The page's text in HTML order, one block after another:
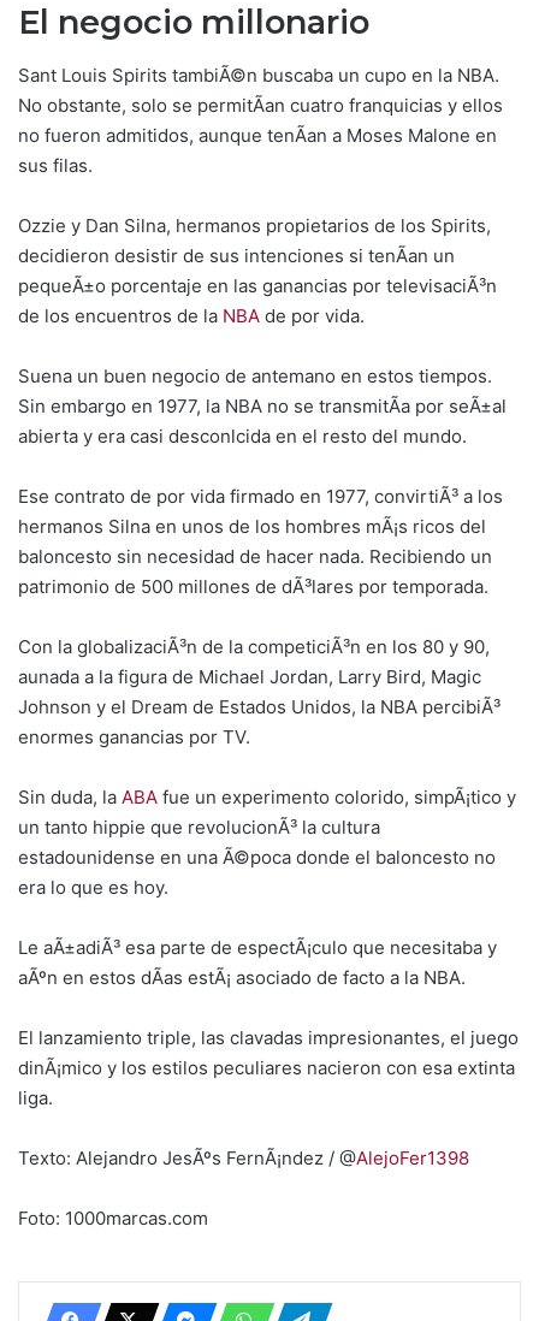
El negocio millonario
Sant Louis Spirits tambiÃ©n buscaba un cupo en la NBA.
No obstante, solo se permitÃ­an cuatro franquicias y ellos
no fueron admitidos, aunque tenÃ­an a Moses Malone en
sus filas.
Ozzie y Dan Silna, hermanos propietarios de los Spirits,
decidieron desistir de sus intenciones si tenÃ­an un
pequeÃ±o porcentaje en las ganancias por televisaciÃ³n
de los encuentros de la NBA de por vida.
Suena un buen negocio de antemano en estos tiempos.
Sin embargo en 1977, la NBA no se transmitÃ­a por seÃ±al
abierta y era casi desconlcida en el resto del mundo.
Ese contrato de por vida firmado en 1977, convirtiÃ³ a los
hermanos Silna en unos de los hombres mÃ¡s ricos del
baloncesto sin necesidad de hacer nada. Recibiendo un
patrimonio de 500 millones de dÃ³lares por temporada.
Con la globalizaciÃ³n de la competiciÃ³n en los 80 y 90,
aunada a la figura de Michael Jordan, Larry Bird, Magic
Johnson y el Dream de Estados Unidos, la NBA percibiÃ³
enormes ganancias por TV.
Sin duda, la ABA fue un experimento colorido, simpÃ¡tico y
un tanto hippie que revolucionÃ³ la cultura
estadounidense en una Ã©poca donde el baloncesto no
era lo que es hoy.
Le aÃ±adiÃ³ esa parte de espectÃ¡culo que necesitaba y
aÃºn en estos dÃ­as estÃ¡ asociado de facto a la NBA.
El lanzamiento triple, las clavadas impresionantes, el juego
dinÃ¡mico y los estilos peculiares nacieron con esa extinta
liga.
Texto: Alejandro JesÃºs FernÃ¡ndez / @AlejoFer1398
Foto: 1000marcas.com